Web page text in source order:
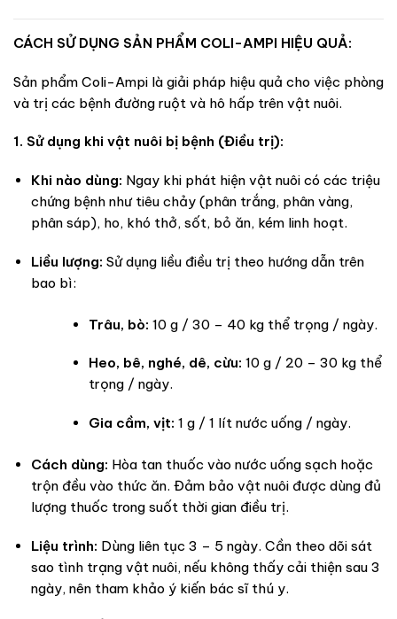
CÁCH SỬ DỤNG SẢN PHẨM COLI-AMPI HIỆU QUẢ:
Sản phẩm Coli-Ampi là giải pháp hiệu quả cho việc phòng
và trị các bệnh đường ruột và hô hấp trên vật nuôi.
1. Sử dụng khi vật nuôi bị bệnh (Điều trị):
Khi nào dùng: Ngay khi phát hiện vật nuôi có các triệu
chứng bệnh như tiêu chảy (phân trắng, phân vàng,
phân sáp), ho, khó thở, sốt, bỏ ăn, kém linh hoạt.
Liều lượng: Sử dụng liều điều trị theo hướng dẫn trên
bao bì:
Trâu, bò: 10 g / 30 – 40 kg thể trọng / ngày.
Heo, bê, nghé, dê, cừu: 10 g / 20 – 30 kg thể
trọng / ngày.
Gia cầm, vịt: 1 g / 1 lít nước uống / ngày.
Cách dùng: Hòa tan thuốc vào nước uống sạch hoặc
trộn đều vào thức ăn. Đảm bảo vật nuôi được dùng đủ
lượng thuốc trong suốt thời gian điều trị.
Liệu trình: Dùng liên tục 3 – 5 ngày. Cần theo dõi sát
sao tình trạng vật nuôi, nếu không thấy cải thiện sau 3
ngày, nên tham khảo ý kiến bác sĩ thú y.